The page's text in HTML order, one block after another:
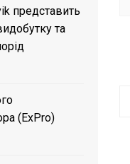
представить
та
(ExPro)